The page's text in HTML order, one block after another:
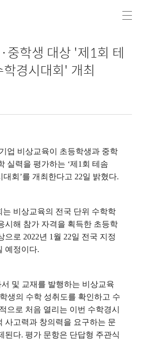
중학생 대상 '제1회 테
경시대회' 개최
업 비상교육이 초등학생과 중학
실력을 평가하는 ‘제1회 테솜
대회’를 개최한다고 22일 밝혔다.
비상교육의 전국 단위 수학학
시해 참가 자격을 획득한 초등학
으로 2022년 1월 22일 전국 지정
예정이다.
서 및 교재를 발행하는 비상교육
생의 수학 성취도를 확인하고 수
으로 처음 열리는 이번 수학경시
사고력과 창의력을 요구하는 문
된다. 평가 문항은 단답형 주관식